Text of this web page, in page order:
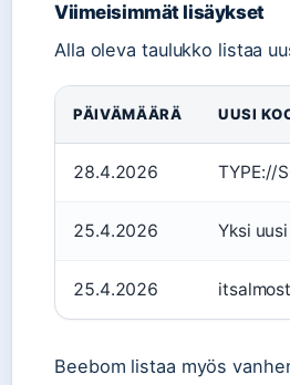
Viimeisimmät lisäykset
Alla oleva taulukko listaa
PÄIVÄMÄÄRÄ UUSI
28.4.2026 TYPE://
25.4.2026 Yksi
25.4.2026
Beebom listaa myös